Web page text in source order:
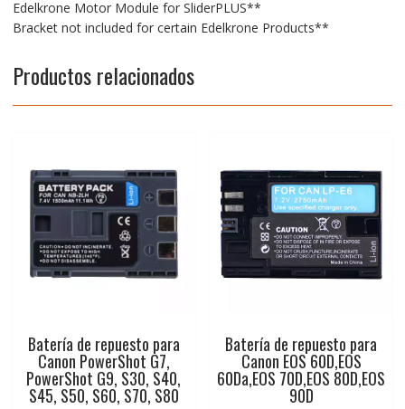
for
SliderPLUS**
not
included
for
cantidad
Edelkrone Motor Module for SliderPLUS**
Bracket not included for certain Edelkrone Products**
Productos relacionados
Batería de repuesto para
Canon PowerShot G7,
PowerShot G9, S30, S40,
S45, S50, S60, S70, S80
Batería de repuesto para
Canon EOS 60D,EOS
60Da,EOS 70D,EOS 80D,EOS
90D